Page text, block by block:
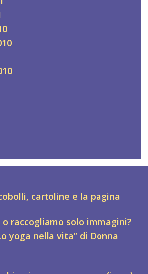
cartoline e la pagina
raccogliamo solo immagini?
yoga nella vita” di Donna